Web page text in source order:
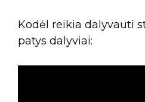
Kodėl reikia dalyvauti
patys dalyviai: